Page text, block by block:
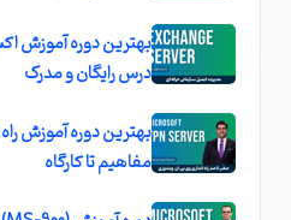
درس رایگان و مدرک
مفاهیم تا کارگاه